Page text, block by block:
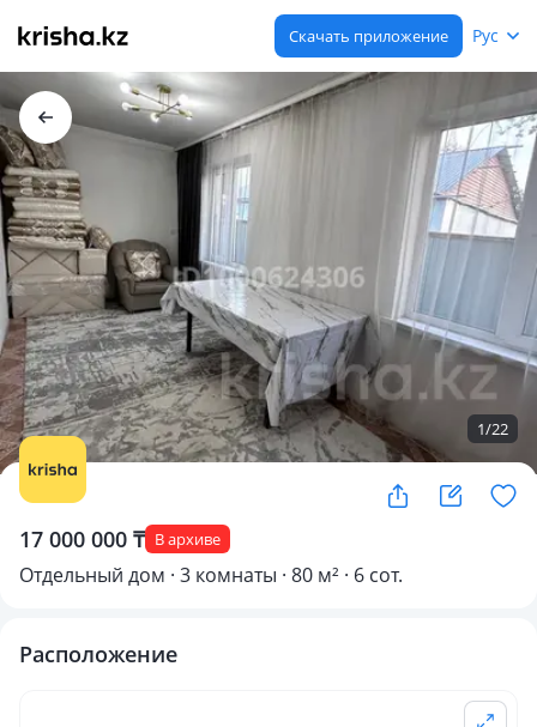
Скачать приложение Рус
1/22
17 000 000 ₸ В архиве
Отдельный дом · 3 комнаты · 80 м² · 6 сот.
Расположение